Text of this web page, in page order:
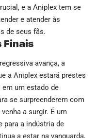
e a Aniplex tem se
e atender às
de seus fãs.
Finais
avança, a
a Aniplex estará prestes
em um estado de
se surpreenderem com
a surgir. É um
para a indústria de
a estar na vanguarda,